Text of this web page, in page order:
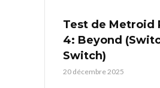
Test de Metroid
4: Beyond
Switch)
20 décembre 2025